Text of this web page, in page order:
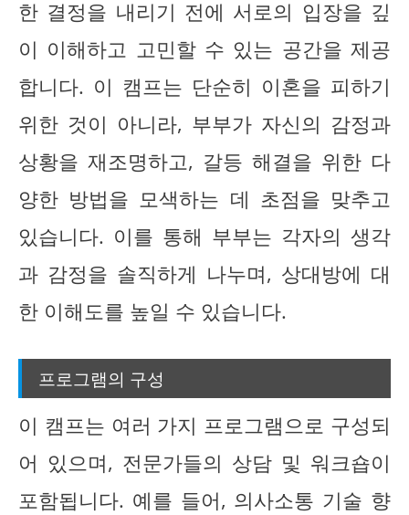
한 결정을 내리기 전에 서로의 입장을 깊
이 이해하고 고민할 수 있는 공간을 제공
합니다. 이 캠프는 단순히 이혼을 피하기
위한 것이 아니라, 부부가 자신의 감정과
상황을 재조명하고, 갈등 해결을 위한 다
양한 방법을 모색하는 데 초점을 맞추고
있습니다. 이를 통해 부부는 각자의 생각
과 감정을 솔직하게 나누며, 상대방에 대
한 이해도를 높일 수 있습니다.
프로그램의 구성
이 캠프는 여러 가지 프로그램으로 구성되
어 있으며, 전문가들의 상담 및 워크숍이
포함됩니다. 예를 들어, 의사소통 기술 향